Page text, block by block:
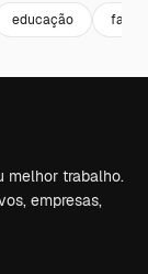
educação
melhor trabalho.
empresas,